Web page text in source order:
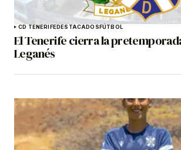
CD TENERIFEDESTACADOSFÚTBOL
El Tenerife cierra la
Leganés